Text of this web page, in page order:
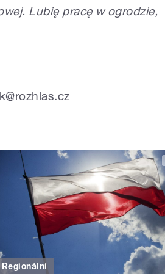
Lubię pracę w ogrodzie,
Regionální